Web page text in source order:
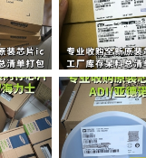
盘活闲置物料回笼资金
域当日上门看货📱
费快速精准估价
一站式清库存省心省力
收起